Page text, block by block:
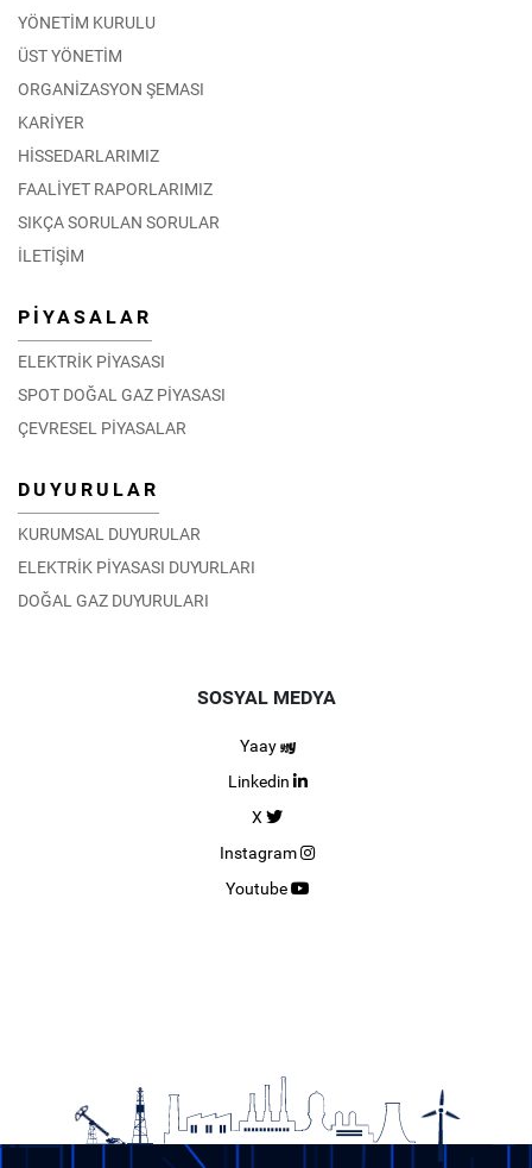
YÖNETİM KURULU
ÜST YÖNETİM
ORGANİZASYON ŞEMASI
KARİYER
HİSSEDARLARIMIZ
FAALİYET RAPORLARIMIZ
SIKÇA SORULAN SORULAR
İLETİŞİM
PİYASALAR
ELEKTRİK PİYASASI
SPOT DOĞAL GAZ PİYASASI
ÇEVRESEL PİYASALAR
DUYURULAR
KURUMSAL DUYURULAR
ELEKTRİK PİYASASI DUYURLARI
DOĞAL GAZ DUYURULARI
SOSYAL MEDYA
Yaay
Linkedin
X
Instagram
Youtube